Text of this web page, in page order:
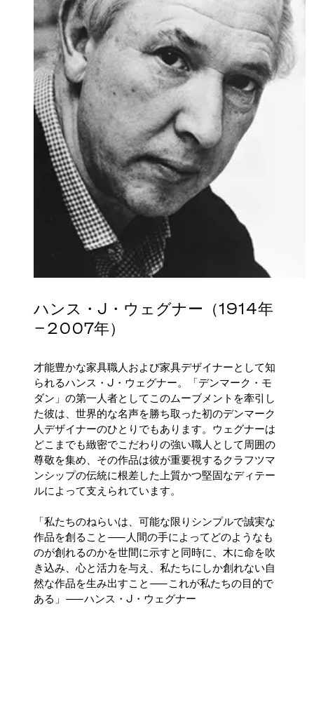
ハンス・J・ウェグナー（1914年
−2007年）
才能豊かな家具職人および家具デザイナーとして知
られるハンス・J・ウェグナー。「デンマーク・モ
ダン」の第一人者としてこのムーブメントを牽引し
た彼は、世界的な名声を勝ち取った初のデンマーク
人デザイナーのひとりでもあります。ウェグナーは
どこまでも緻密でこだわりの強い職人として周囲の
尊敬を集め、その作品は彼が重要視するクラフツマ
ンシップの伝統に根差した上質かつ堅固なディテー
ルによって支えられています。
「私たちのねらいは、可能な限りシンプルで誠実な
作品を創ること——人間の手によってどのようなも
のが創れるのかを世間に示すと同時に、木に命を吹
き込み、心と活力を与え、私たちにしか創れない自
然な作品を生み出すこと——これが私たちの目的で
ある」——ハンス・J・ウェグナー